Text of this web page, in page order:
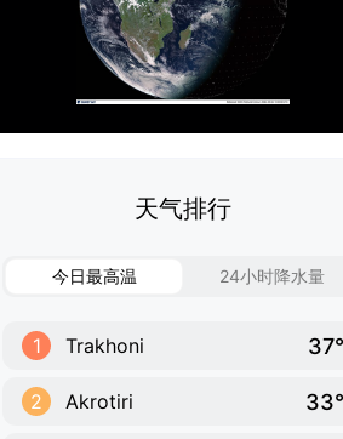
天气排行
今日最高温 24小时降水量
1 Trakhoni 37°
2 Akrotiri 33°